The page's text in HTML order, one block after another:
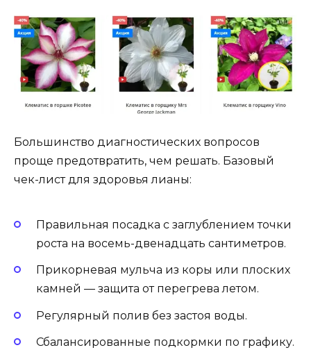
Большинство диагностических вопросов
проще предотвратить, чем решать. Базовый
чек-лист для здоровья лианы:
Правильная посадка с заглублением точки
роста на восемь-двенадцать сантиметров.
Прикорневая мульча из коры или плоских
камней — защита от перегрева летом.
Регулярный полив без застоя воды.
Сбалансированные подкормки по графику.